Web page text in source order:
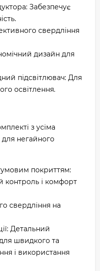
Забезпечує
свердління
дизайн для
підсвітлювач: Для
освітлення.
з усіма
негайного
покриттям:
контроль і комфорт
свердління на
Детальний
швидкого та
і використання